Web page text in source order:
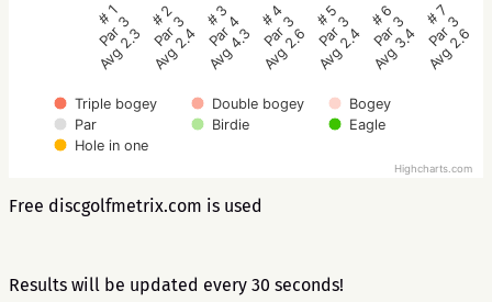
Triple bogey Double bogey
Bogey
Par
Birdie
Eagle
Hole in one
# 1
Par 3
Avg 2.3
# 2
Par 3
Avg 2.4
# 3
Par 4
Avg 4.3
# 4
Par 3
Avg 2.6
# 5
Par 3
Avg 2.4
# 6
Par 3
Avg 3.4
# 7
Par 3
Avg 2.6
Highcharts.com
Free discgolfmetrix.com is used
Results will be updated every 30 seconds!